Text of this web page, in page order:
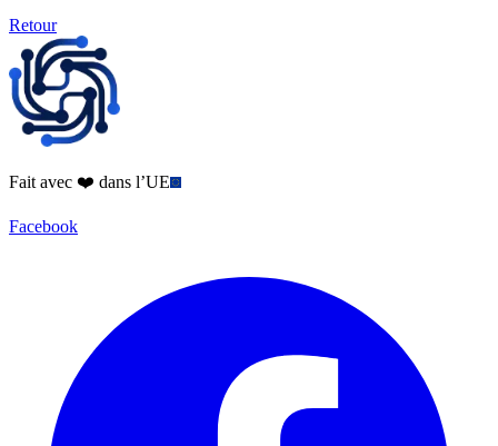
Retour
Fait avec ❤️ dans l’UE
Facebook